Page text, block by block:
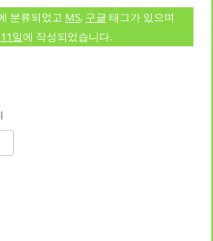
분류되었고 MS, 구글 태그가 있으며
일에 작성되었습니다.